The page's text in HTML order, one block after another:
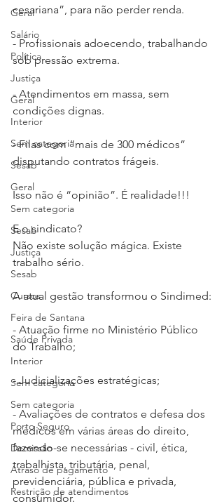
Geral
Salário
Política
Justiça
Geral
Interior
Sem categoria
Sesab
Geral
Sem categoria
Sesab
Justiça
Sesab
Cursos
Feira de Santana
Saúde Privada
Interior
Sem categoria
Sem categoria
Porto Seguro
Demissão
Atraso de pagamento
Restrição de atendimentos
cesariana”, para não perder renda.
- Profissionais adoecendo, trabalhando
sob pressão extrema.
- Atendimentos em massa, sem
condições dignas.
- Filas com “mais de 300 médicos”
disputando contratos frágeis.
Isso não é “opinião”. É realidade!!!
E o sindicato?
Não existe solução mágica. Existe
trabalho sério.
A atual gestão transformou o Sindimed:
- Atuação firme no Ministério Público
do Trabalho;
- Judicializações estratégicas;
- Avaliações de contratos e defesa dos
médicos em várias áreas do direito,
fazendo-se necessárias - civil, ética,
trabalhista, tributária, penal,
previdenciária, pública e privada,
consumidor.